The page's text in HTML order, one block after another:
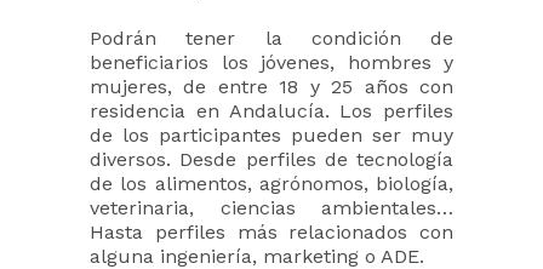
Podrán tener la condición de
beneficiarios los jóvenes, hombres y
mujeres, de entre 18 y 25 años con
residencia en Andalucía. Los perfiles
de los participantes pueden ser muy
diversos. Desde perfiles de tecnología
de los alimentos, agrónomos, biología,
veterinaria, ciencias ambientales…
Hasta perfiles más relacionados con
alguna ingeniería, marketing o ADE.